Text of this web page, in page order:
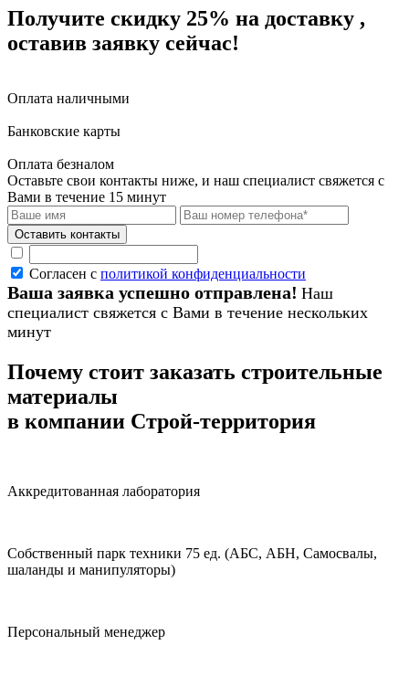
Получите скидку 25% на доставку ,
оставив заявку сейчас!
Оплата наличными
Банковские карты
Оплата безналом
Оставьте свои контакты ниже, и наш специалист свяжется с
Вами в течение 15 минут
Согласен с политикой конфиденциальности
Ваша заявка успешно отправлена! Наш
специалист свяжется с Вами в течение нескольких
минут
Почему стоит заказать строительные
материалы
в компании Строй-территория
Аккредитованная лаборатория
Собственный парк техники 75 ед. (АБС, АБН, Самосвалы,
шаланды и манипуляторы)
Персональный менеджер